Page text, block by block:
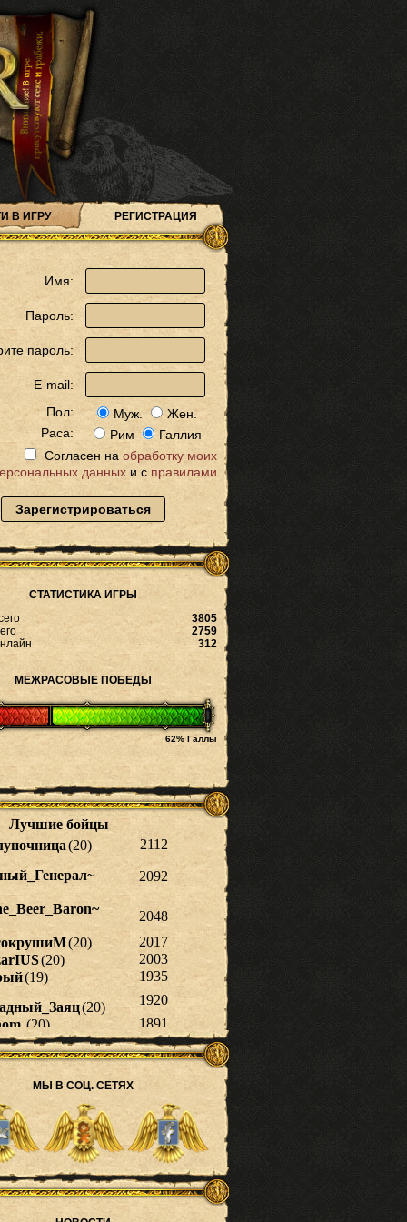
В ИГРУ РЕГИСТРАЦИЯ
Имя:
Пароль:
пароль:
E-mail:
Пол:
Муж.
Жен.
Раса:
Рим
Галлия
Согласен на обработку моих
данныхи с правилами
Зарегистрироваться
СТАТИСТИКА ИГРЫ
3805
2759
312
МЕЖРАСОВЫЕ ПОБЕДЫ
62% Галлы
МЫ В СОЦ. СЕТЯХ